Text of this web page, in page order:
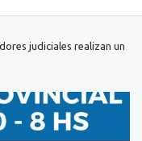
judiciales realizan un